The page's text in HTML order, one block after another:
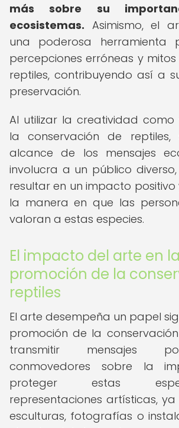
más sobre su
ecosistemas. Asimismo, el
una poderosa herramienta
percepciones erróneas y
reptiles, contribuyendo así a
preservación.
Al utilizar la creatividad como
la conservación de
alcance de los mensajes
involucra a un público
resultar en un impacto
la manera en que las
valoran a estas especies.
El impacto del arte en la
promoción de la
reptiles
El arte desempeña un papel
promoción de la
transmitir mensajes
conmovedores sobre la
proteger estas
representaciones artísticas,
esculturas, fotografías o